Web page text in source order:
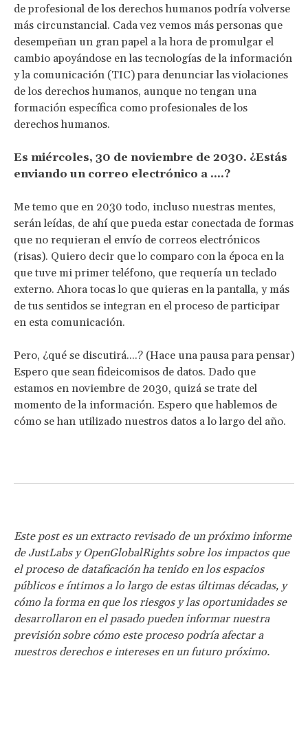
de profesional de los derechos humanos podría volverse
más circunstancial. Cada vez vemos más personas que
desempeñan un gran papel a la hora de promulgar el
cambio apoyándose en las tecnologías de la información
y la comunicación (TIC) para denunciar las violaciones
de los derechos humanos, aunque no tengan una
formación específica como profesionales de los
derechos humanos.
Es miércoles, 30 de noviembre de 2030. ¿Estás
enviando un correo electrónico a ....?
Me temo que en 2030 todo, incluso nuestras mentes,
serán leídas, de ahí que pueda estar conectada de formas
que no requieran el envío de correos electrónicos
(risas). Quiero decir que lo comparo con la época en la
que tuve mi primer teléfono, que requería un teclado
externo. Ahora tocas lo que quieras en la pantalla, y más
de tus sentidos se integran en el proceso de participar
en esta comunicación.
Pero, ¿qué se discutirá....? (Hace una pausa para pensar)
Espero que sean fideicomisos de datos. Dado que
estamos en noviembre de 2030, quizá se trate del
momento de la información. Espero que hablemos de
cómo se han utilizado nuestros datos a lo largo del año.
Este post es un extracto revisado de un próximo informe
de JustLabs y OpenGlobalRights sobre los impactos que
el proceso de dataficación ha tenido en los espacios
públicos e íntimos a lo largo de estas últimas décadas, y
cómo la forma en que los riesgos y las oportunidades se
desarrollaron en el pasado pueden informar nuestra
previsión sobre cómo este proceso podría afectar a
nuestros derechos e intereses en un futuro próximo.